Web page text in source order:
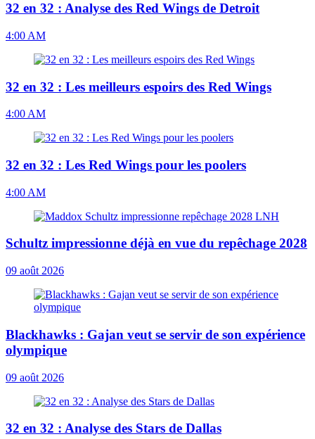
32 en 32 : Analyse des Red Wings de Detroit
4:00 AM
32 en 32 : Les meilleurs espoirs des Red Wings
4:00 AM
32 en 32 : Les Red Wings pour les poolers
4:00 AM
Schultz impressionne déjà en vue du repêchage 2028
09 août 2026
Blackhawks : Gajan veut se servir de son expérience
olympique
09 août 2026
32 en 32 : Analyse des Stars de Dallas